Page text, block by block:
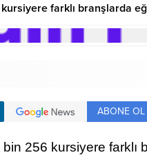
farklı branşlarda
ABONE OL
256 kursiyere farklı